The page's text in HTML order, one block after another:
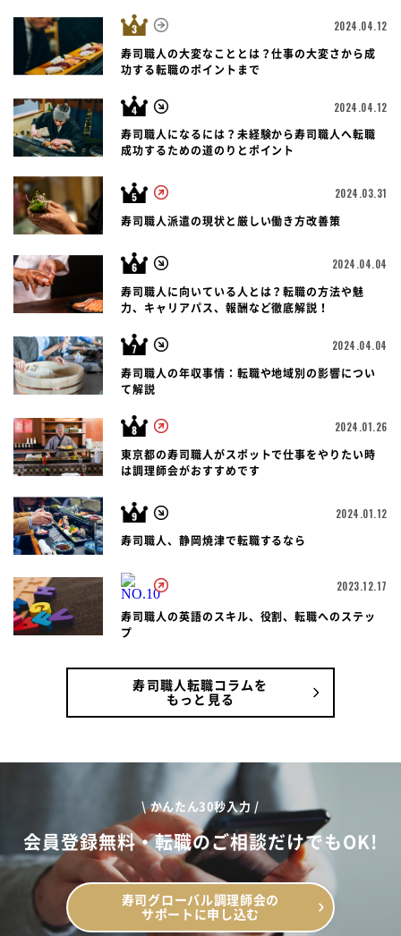
2024.04.12
寿司職人の大変なこととは？仕事の大変さから成
功する転職のポイントまで
2024.04.12
寿司職人になるには？未経験から寿司職人へ転職
成功するための道のりとポイント
2024.03.31
寿司職人派遣の現状と厳しい働き方改善策
2024.04.04
寿司職人に向いている人とは？転職の方法や魅
力、キャリアパス、報酬など徹底解説！
2024.04.04
寿司職人の年収事情：転職や地域別の影響につい
て解説
2024.01.26
東京都の寿司職人がスポットで仕事をやりたい時
は調理師会がおすすめです
2024.01.12
寿司職人、静岡焼津で転職するなら
2023.12.17
寿司職人の英語のスキル、役割、転職へのステッ
プ
寿司職人転職コラムを
もっと見る
\ かんたん30秒入力 /
会員登録無料・転職のご相談だけでもOK!
寿司グローバル調理師会の
サポートに申し込む